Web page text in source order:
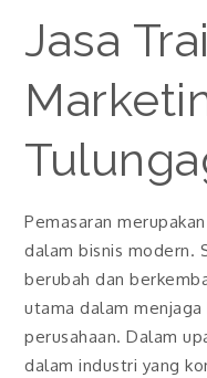
Jasa
Pemasaran
dalam bisnis modern.
berubah dan
utama dalam menjaga
perusahaan. Dalam
dalam industri yang